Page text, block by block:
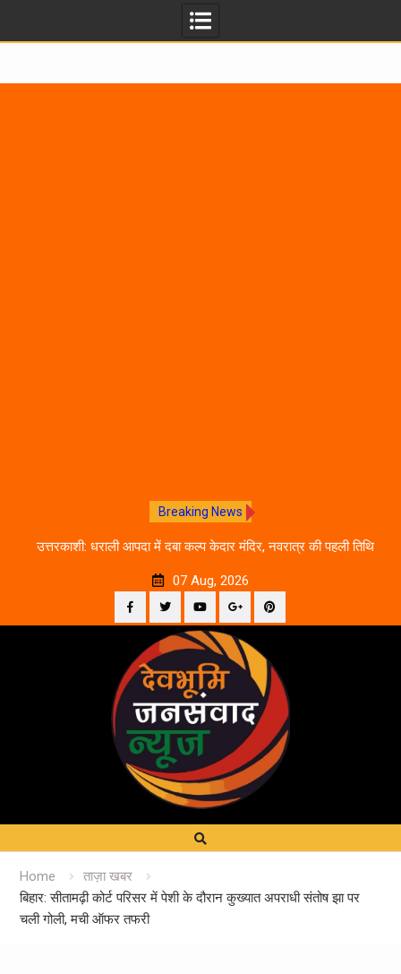
Breaking News
उत्तरकाशी: धराली आपदा में दबा कल्प केदार मंदिर, नवरात्र की पहली तिथि
07 Aug, 2026
Facebook
TwitterYouTubePlus
Google
Home
ताज़ा खबर
बिहार: सीतामढ़ी कोर्ट परिसर में पेशी के दौरान कुख्यात अपराधी संतोष झा पर
चली गोली, मची ऑफर तफरी